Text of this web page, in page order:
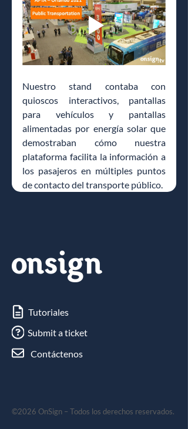
Nuestro stand contaba con
quioscos interactivos, pantallas
para vehículos y pantallas
alimentadas por energía solar que
demostraban cómo nuestra
plataforma facilita la información a
los pasajeros en múltiples puntos
de contacto del transporte público.
Tutoriales
Submit a ticket
Contáctenos
©2026 OnSign – Todos los derechos reservados.